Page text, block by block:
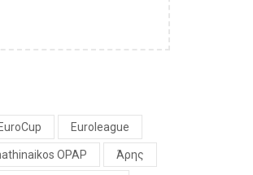
EuroCup Euroleague
OPAP Άρης